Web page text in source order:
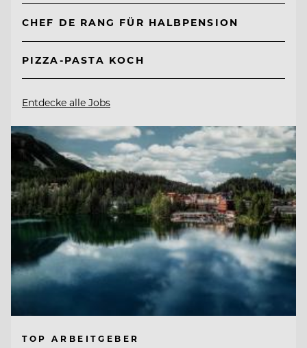
CHEF DE RANG FÜR HALBPENSION
PIZZA-PASTA KOCH
Entdecke alle Jobs
TOP ARBEITGEBER